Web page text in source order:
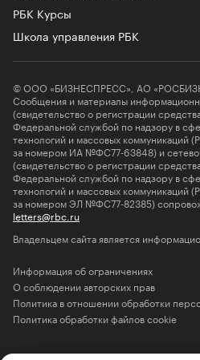
РБК Курсы
Школа управления РБК
© ООО «БИЗНЕСПРЕСС», АО
Сообщения и материалы
(свидетельство о регистрации
Федеральной службой по надзору в
технологий и массовых коммуникаций
за номером ИА №ФС77-63848) и
(свидетельство о регистрации
Федеральной службой по надзору в
технологий и массовых коммуникаций
за номером ЭЛ №ФС77-82385)
letters@rbc.ru
Владельцем сайта является
Информация об ограничениях
О соблюдении авторских прав
Политика в отношении обработки
Политика обработки файлов cookie